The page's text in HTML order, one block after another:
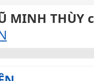
MINH THÙY